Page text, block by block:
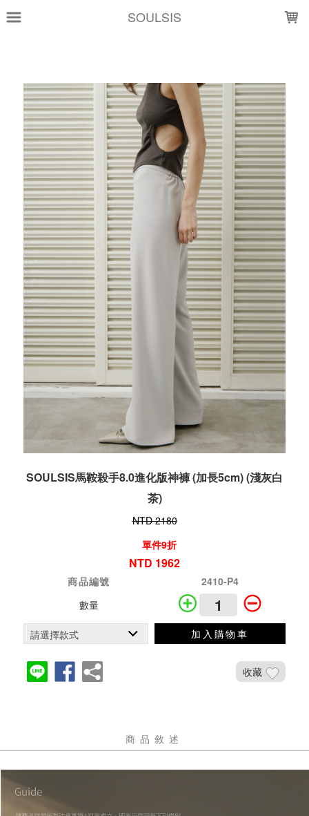
SOULSIS
SOULSIS馬鞍殺手8.0進化版神褲 (加長5cm) (淺灰白
茶)
NTD 2180
單件9折
NTD 1962
商品編號
2410-P4
數量
加入購物車
收藏
商品敘述